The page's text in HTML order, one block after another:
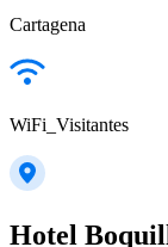
Cartagena
WiFi_Visitantes
Hotel